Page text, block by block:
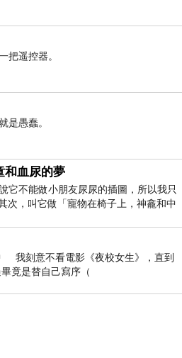
把遥控器。
是愚蠢。
和血尿的夢
它不能做小朋友尿尿的插圖，所以我只
次，叫它做「寵物在椅子上，神龕和中
的畫了。 六月底
我刻意不看電影《夜校女生》，直到
竟是替自己寫序（